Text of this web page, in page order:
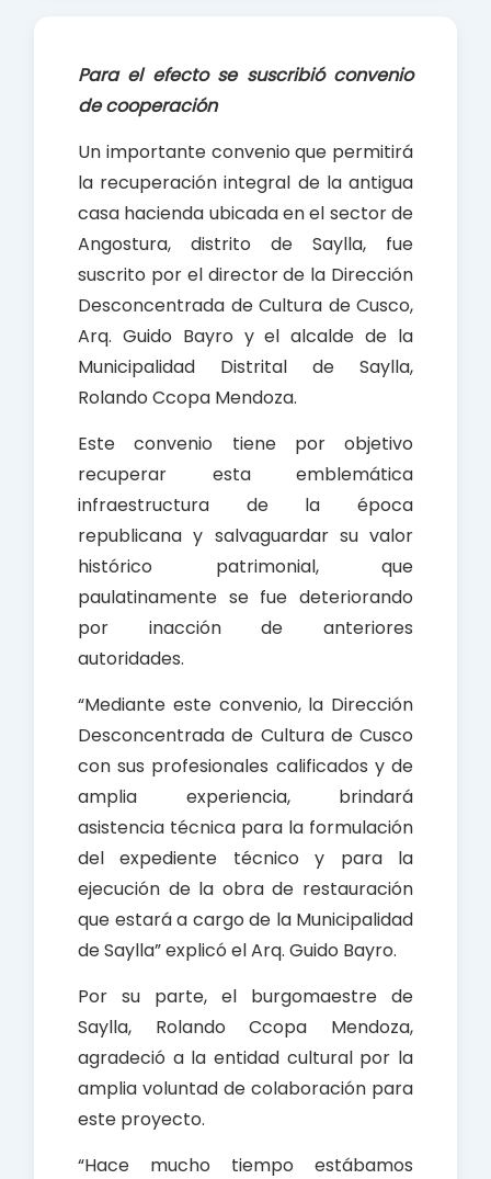
b
k
p
e
Para el efecto se suscribió convenio
de cooperación
Un importante convenio que permitirá
la recuperación integral de la antigua
casa hacienda ubicada en el sector de
Angostura, distrito de Saylla, fue
suscrito por el director de la Dirección
Desconcentrada de Cultura de Cusco,
Arq. Guido Bayro y el alcalde de la
Municipalidad Distrital de Saylla,
Rolando Ccopa Mendoza.
Este convenio tiene por objetivo
recuperar esta emblemática
infraestructura de la época
republicana y salvaguardar su valor
histórico patrimonial, que
paulatinamente se fue deteriorando
por inacción de anteriores
autoridades.
“Mediante este convenio, la Dirección
Desconcentrada de Cultura de Cusco
con sus profesionales calificados y de
amplia experiencia, brindará
asistencia técnica para la formulación
del expediente técnico y para la
ejecución de la obra de restauración
que estará a cargo de la Municipalidad
de Saylla” explicó el Arq. Guido Bayro.
Por su parte, el burgomaestre de
Saylla, Rolando Ccopa Mendoza,
agradeció a la entidad cultural por la
amplia voluntad de colaboración para
este proyecto.
“Hace mucho tiempo estábamos